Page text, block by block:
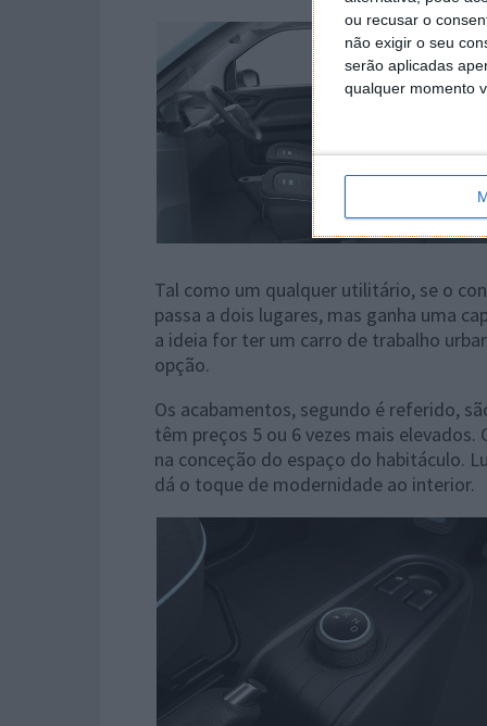
ou recusar o
não exigir o seu
serão aplicadas
qualquer momento
Tal como um qualquer utilitário, se o
passa a dois lugares, mas ganha uma
a ideia for ter um carro de trabalho
opção.
Os acabamentos, segundo é referido,
têm preços 5 ou 6 vezes mais
na conceção do espaço do habitáculo.
dá o toque de modernidade ao interior.